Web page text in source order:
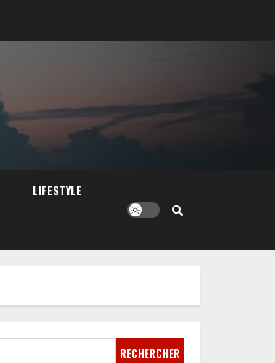
LIFESTYLE